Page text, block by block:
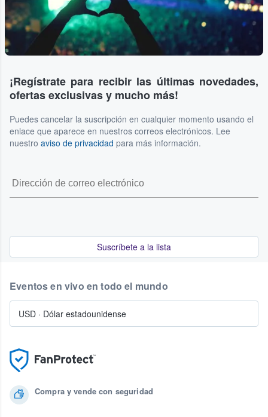
¡Regístrate para recibir las últimas novedades,
ofertas exclusivas y mucho más!
Puedes cancelar la suscripción en cualquier momento usando el
enlace que aparece en nuestros correos electrónicos. Lee
nuestro aviso de privacidad para más información.
Suscríbete a la lista
Compra y vende con seguridad
Eventos en vivo en todo el mundo
USD · Dólar estadounidense